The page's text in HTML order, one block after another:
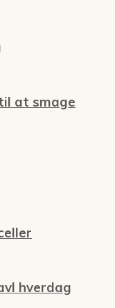
at smage
hverdag